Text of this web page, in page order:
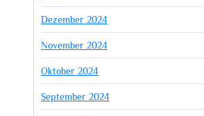
Dezember 2024
November 2024
Oktober 2024
September 2024